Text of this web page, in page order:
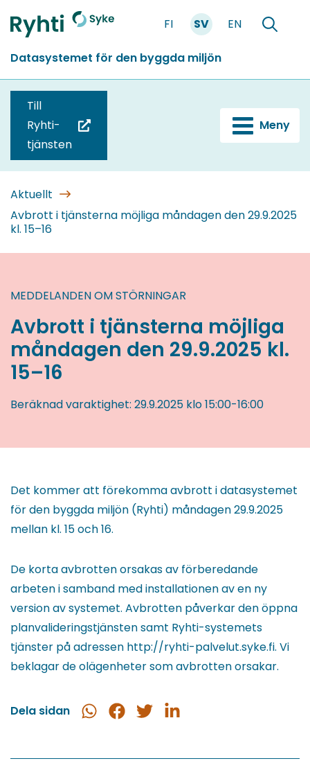
till
Förstasidan
FI SV EN
Söka
Datasystemet för den byggda miljön
Till
Ryhti-
tjänsten
blir
omdirigerad
till
en
tjänst)
Meny
Aktuellt
Avbrott i tjänsterna möjliga måndagen den 29.9.2025
kl. 15–16
MEDDELANDEN OM STÖRNINGAR
Avbrott i tjänsterna möjliga
måndagen den 29.9.2025 kl.
15–16
Beräknad varaktighet: 29.9.2025 klo 15:00-16:00
Det kommer att förekomma avbrott i datasystemet
för den byggda miljön (Ryhti) måndagen 29.9.2025
mellan kl. 15 och 16.
De korta avbrotten orsakas av förberedande
arbeten i samband med installationen av en ny
version av systemet. Avbrotten påverkar den öppna
planvalideringstjänsten samt Ryhti-systemets
tjänster på adressen http://ryhti-palvelut.syke.fi. Vi
beklagar de olägenheter som avbrotten orsakar.
Dela sidan
Dela
Dela
Dela
Dela